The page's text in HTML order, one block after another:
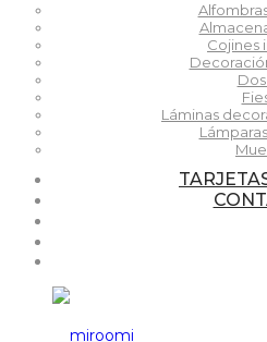
Cojines
Láminas